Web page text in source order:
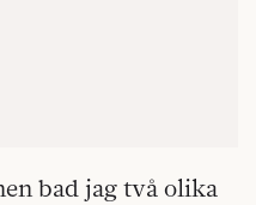
bad jag två olika